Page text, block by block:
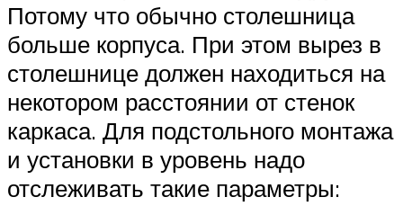
Потому что обычно столешница
больше корпуса. При этом вырез в
столешнице должен находиться на
некотором расстоянии от стенок
каркаса. Для подстольного монтажа
и установки в уровень надо
отслеживать такие параметры: